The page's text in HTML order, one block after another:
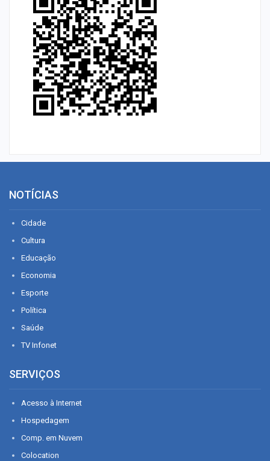
NOTÍCIAS
Cidade
Cultura
Educação
Economia
Esporte
Política
Saúde
TV Infonet
SERVIÇOS
Acesso à Internet
Hospedagem
Comp. em Nuvem
Colocation